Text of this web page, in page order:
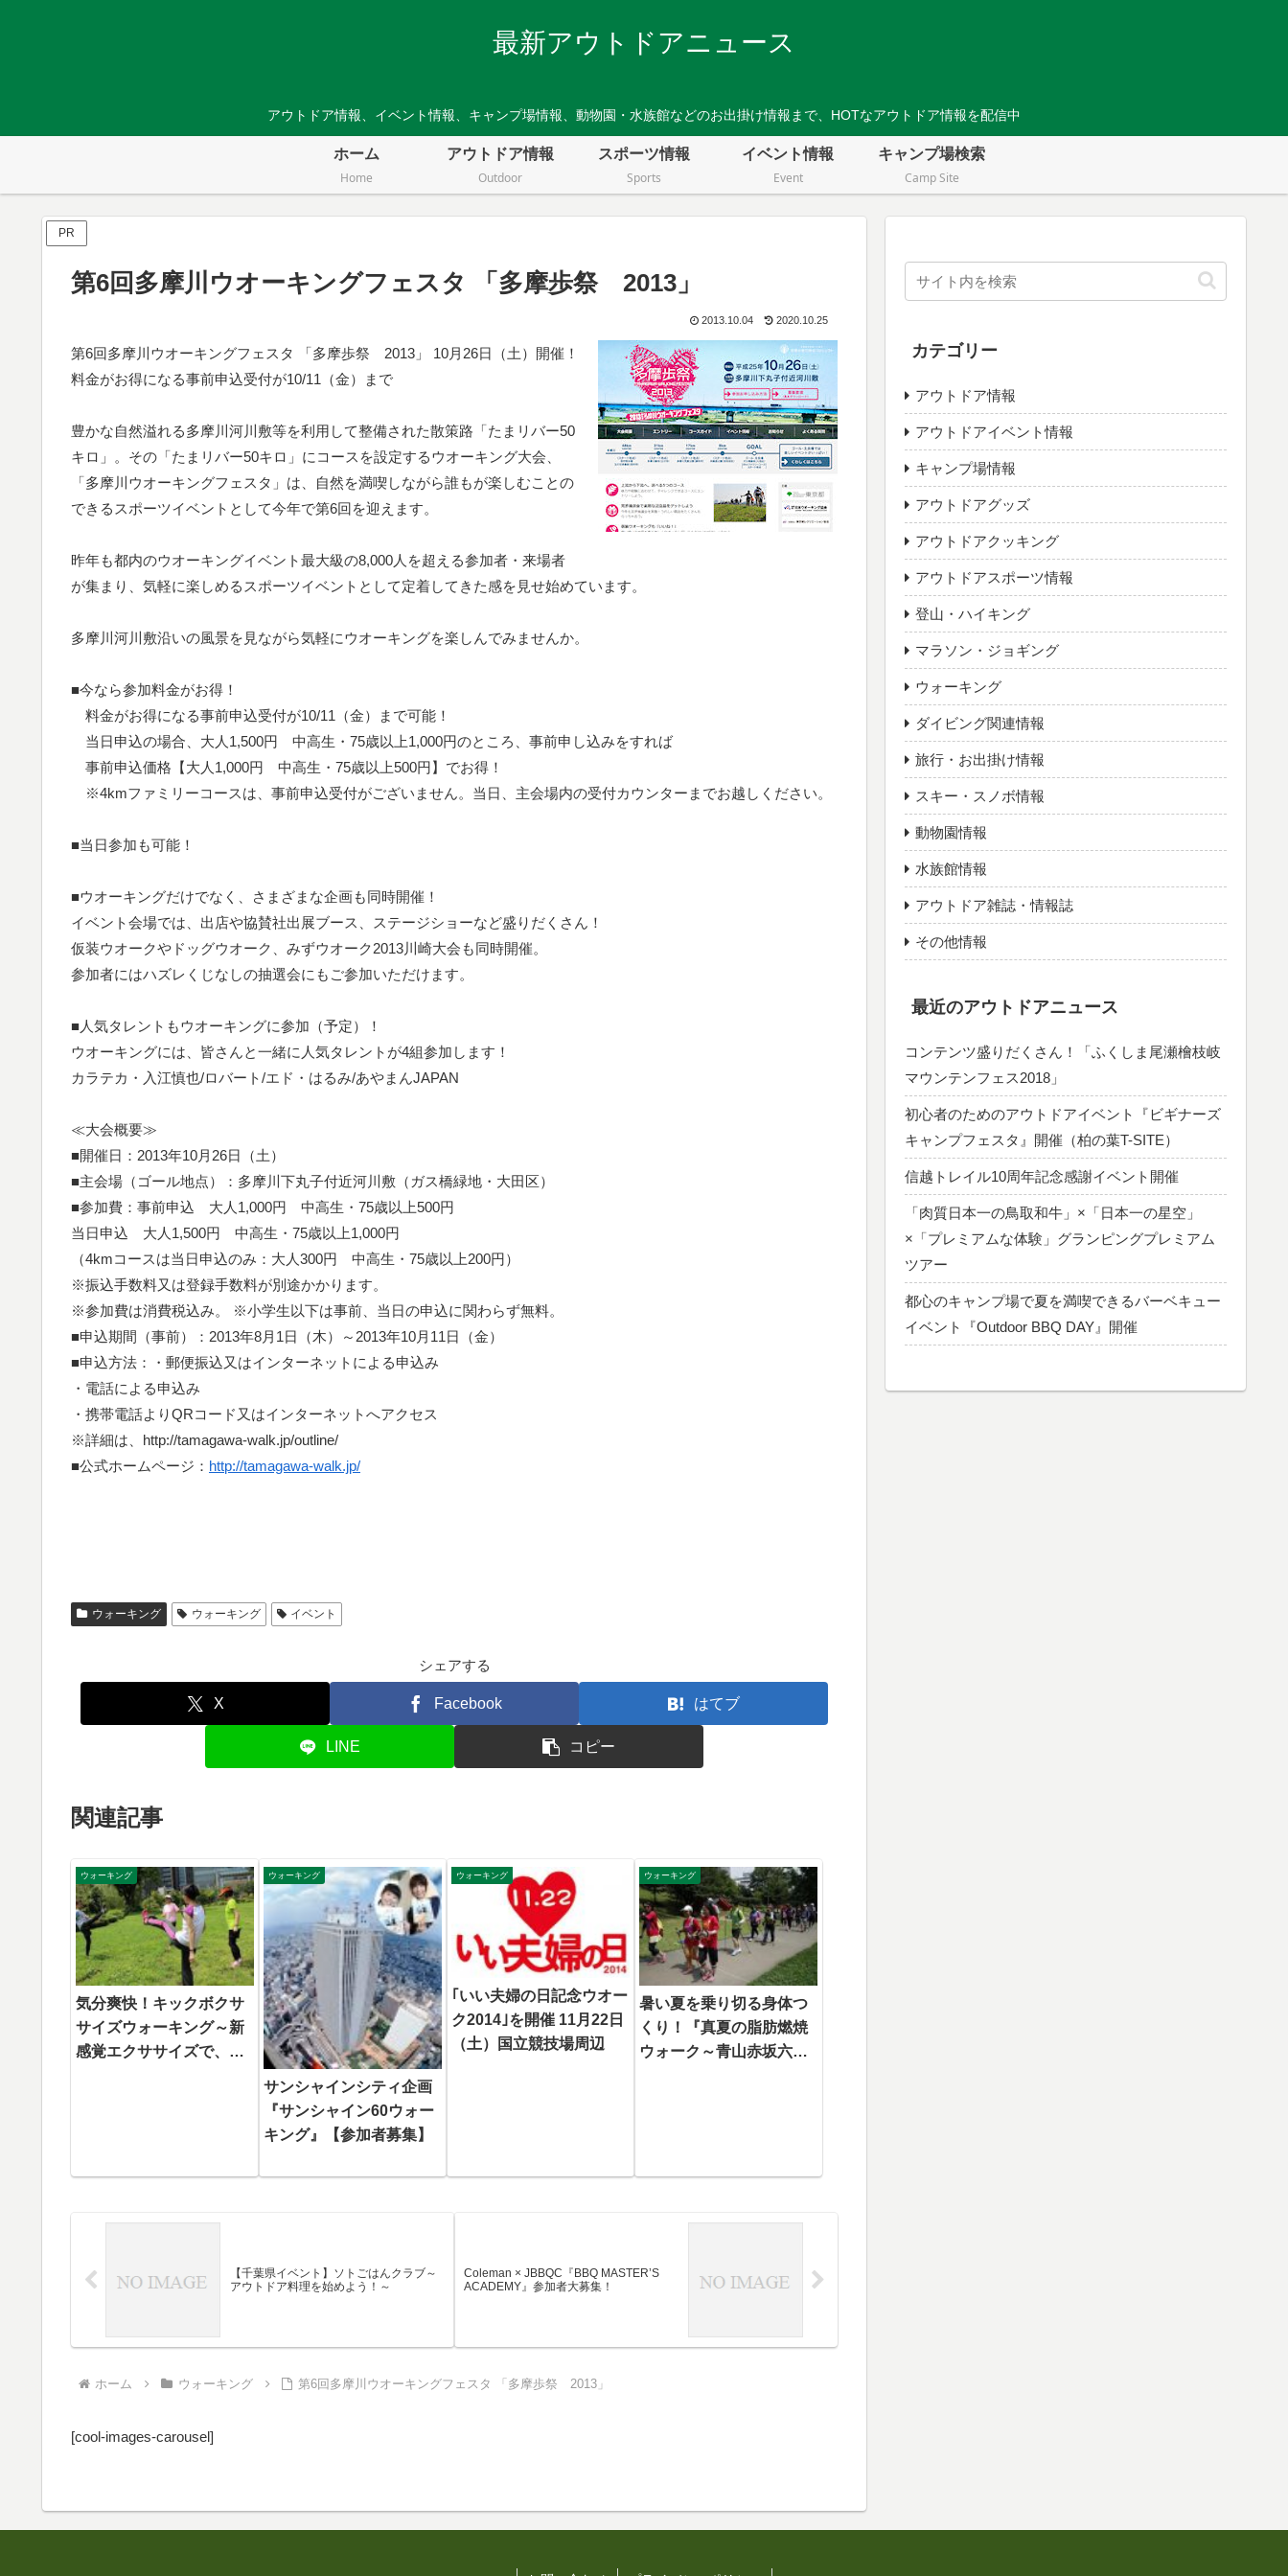
最新アウトドアニュース
アウトドア情報、イベント情報、キャンプ場情報、動物園・水族館などのお出掛け情報まで、HOTなアウトドア情報を配信中
ホーム
Home
アウトドア情報
Outdoor
スポーツ情報
Sports
イベント情報
Event
キャンプ場検索
Camp Site
PR
第6回多摩川ウオーキングフェスタ 「多摩歩祭 2013」
2013.10.04 2020.10.25
第6回多摩川ウオーキングフェスタ 「多摩歩祭 2013」 10月26日（土）開催！
料金がお得になる事前申込受付が10/11（金）まで
豊かな自然溢れる多摩川河川敷等を利用して整備された散策路「たまリバー50
キロ」。その「たまリバー50キロ」にコースを設定するウオーキング大会、
「多摩川ウオーキングフェスタ」は、自然を満喫しながら誰もが楽しむことの
できるスポーツイベントとして今年で第6回を迎えます。
昨年も都内のウオーキングイベント最大級の8,000人を超える参加者・来場者
が集まり、気軽に楽しめるスポーツイベントとして定着してきた感を見せ始めています。
多摩川河川敷沿いの風景を見ながら気軽にウオーキングを楽しんでみませんか。
■今なら参加料金がお得！
料金がお得になる事前申込受付が10/11（金）まで可能！
当日申込の場合、大人1,500円 中高生・75歳以上1,000円のところ、事前申し込みをすれば
事前申込価格【大人1,000円 中高生・75歳以上500円】でお得！
※4kmファミリーコースは、事前申込受付がございません。当日、主会場内の受付カウンターまでお越しください。
■当日参加も可能！
■ウオーキングだけでなく、さまざまな企画も同時開催！
イベント会場では、出店や協賛社出展ブース、ステージショーなど盛りだくさん！
仮装ウオークやドッグウオーク、みずウオーク2013川崎大会も同時開催。
参加者にはハズレくじなしの抽選会にもご参加いただけます。
■人気タレントもウオーキングに参加（予定）！
ウオーキングには、皆さんと一緒に人気タレントが4組参加します！
カラテカ・入江慎也/ロバート/エド・はるみ/あやまんJAPAN
≪大会概要≫
■開催日：2013年10月26日（土）
■主会場（ゴール地点）：多摩川下丸子付近河川敷（ガス橋緑地・大田区）
■参加費：事前申込 大人1,000円 中高生・75歳以上500円
当日申込 大人1,500円 中高生・75歳以上1,000円
（4kmコースは当日申込のみ：大人300円 中高生・75歳以上200円）
※振込手数料又は登録手数料が別途かかります。
※参加費は消費税込み。 ※小学生以下は事前、当日の申込に関わらず無料。
■申込期間（事前）：2013年8月1日（木）～2013年10月11日（金）
■申込方法：・郵便振込又はインターネットによる申込み
・電話による申込み
・携帯電話よりQRコード又はインターネットへアクセス
※詳細は、http://tamagawa-walk.jp/outline/
■公式ホームページ： http://tamagawa-walk.jp/
ウォーキング ウォーキング イベント
シェアする
X Facebook はてブ
LINE コピー
関連記事
ウォーキング
気分爽快！キックボクサ
サイズウォーキング～新
感覚エクササイズで、手
ウォーキング
サンシャインシティ企画
『サンシャイン60ウォー
キング』【参加者募集】
ウォーキング
｢いい夫婦の日記念ウオー
ク2014｣を開催 11月22日
（土）国立競技場周辺
ウォーキング
暑い夏を乗り切る身体つ
くり！『真夏の脂肪燃焼
ウォーク～青山赤坂六本
【千葉県イベント】ソトごはんクラブ～
アウトドア料理を始めよう！～
Coleman × JBBQC『BBQ MASTER’S
ACADEMY』参加者大募集！
ホーム ウォーキング 第6回多摩川ウオーキングフェスタ 「多摩歩祭 2013」
[cool-images-carousel]
カテゴリー
アウトドア情報
アウトドアイベント情報
キャンプ場情報
アウトドアグッズ
アウトドアクッキング
アウトドアスポーツ情報
登山・ハイキング
マラソン・ジョギング
ウォーキング
ダイビング関連情報
旅行・お出掛け情報
スキー・スノボ情報
動物園情報
水族館情報
アウトドア雑誌・情報誌
その他情報
最近のアウトドアニュース
コンテンツ盛りだくさん！「ふくしま尾瀬檜枝岐
マウンテンフェス2018」
初心者のためのアウトドアイベント『ビギナーズ
キャンプフェスタ』開催（柏の葉T-SITE）
信越トレイル10周年記念感謝イベント開催
「肉質日本一の鳥取和牛」×「日本一の星空」
×「プレミアムな体験」グランピングプレミアム
ツアー
都心のキャンプ場で夏を満喫できるバーベキュー
イベント『Outdoor BBQ DAY』開催